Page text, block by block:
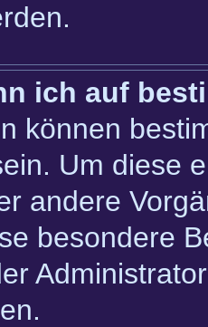
ich auf
können
Um diese
andere
besondere